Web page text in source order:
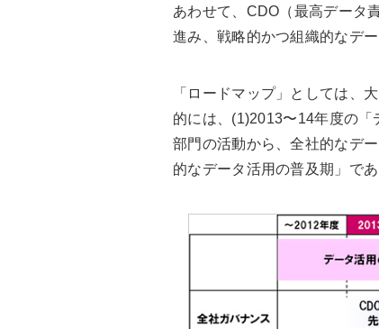
あわせて、CDO（最高データ
進み、戦略的かつ組織的なデ
「ロードマップ」としては、
的には、(1)2013〜14年度の
部門の活動から、全社的なデ
的なデータ活用の普及期」で